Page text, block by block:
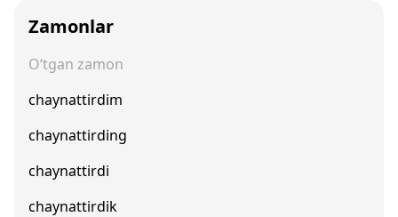
Zamonlar
O‘tgan zamon
chaynattirdim
chaynattirding
chaynattirdi
chaynattirdik